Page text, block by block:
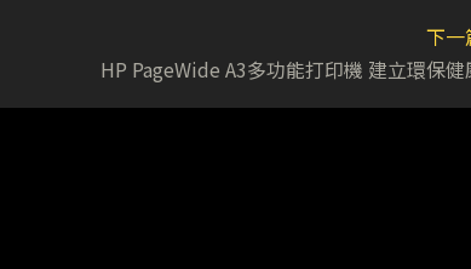
下一
HP PageWide A3多功能打印機 建立環保健